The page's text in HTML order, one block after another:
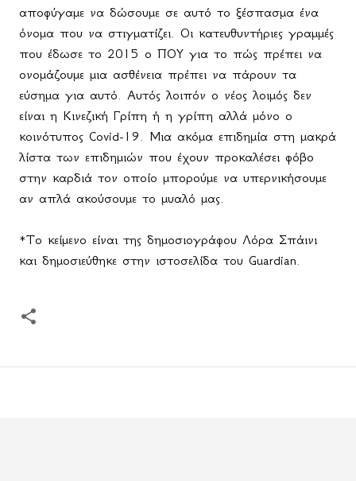
αποφύγαμε να δώσουμε σε αυτό το ξέσπασμα ένα
όνομα που να στιγματίζει. Οι κατευθυντήριες γραμμές
που έδωσε το 2015 ο ΠΟΥ για το πώς πρέπει να
ονομάζουμε μια ασθένεια πρέπει να πάρουν τα
εύσημα για αυτό. Αυτός λοιπόν ο νέος λοιμός δεν
είναι η Κινεζική Γρίπη ή η γρίπη αλλά μόνο ο
κοινότυπος Covid-19. Μια ακόμα επιδημία στη μακρά
λίστα των επιδημιών που έχουν προκαλέσει φόβο
στην καρδιά τον οποίο μπορούμε να υπερνικήσουμε
αν απλά ακούσουμε το μυαλό μας.
*To κείμενο είναι της δημοσιογράφου Λόρα Σπάινι
και δημοσιεύθηκε στην ιστοσελίδα του Guardian